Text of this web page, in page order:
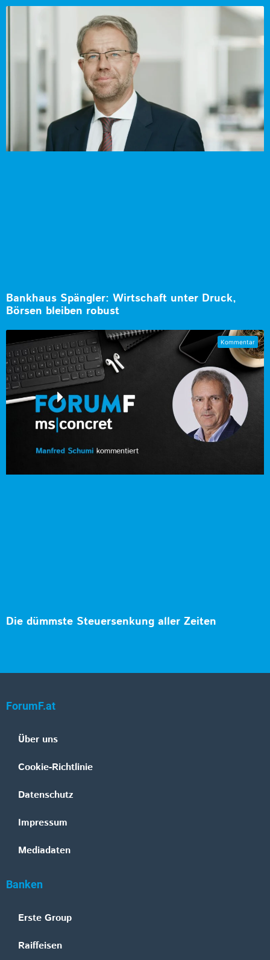
Bankhaus Spängler: Wirtschaft unter Druck,
Börsen bleiben robust
Die dümmste Steuersenkung aller Zeiten
ForumF.at
Über uns
Cookie-Richtlinie
Datenschutz
Impressum
Mediadaten
Banken
Erste Group
Raiffeisen